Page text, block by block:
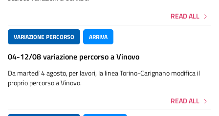
READ ALL
VARIAZIONE PERCORSO ARRIVA
04-12/08 variazione percorso a Vinovo
Da martedì 4 agosto, per lavori, la linea Torino-Carignano modifica il
proprio percorso a Vinovo.
READ ALL